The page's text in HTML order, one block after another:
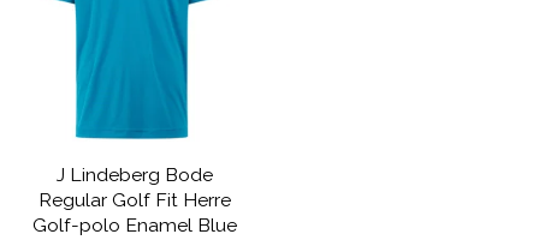
J Lindeberg Bode
Regular Golf Fit Herre
Golf-polo Enamel Blue